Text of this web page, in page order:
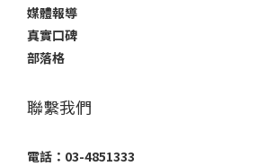
媒體報導
真實口碑
部落格
聯繫我們
電話：03-4851333